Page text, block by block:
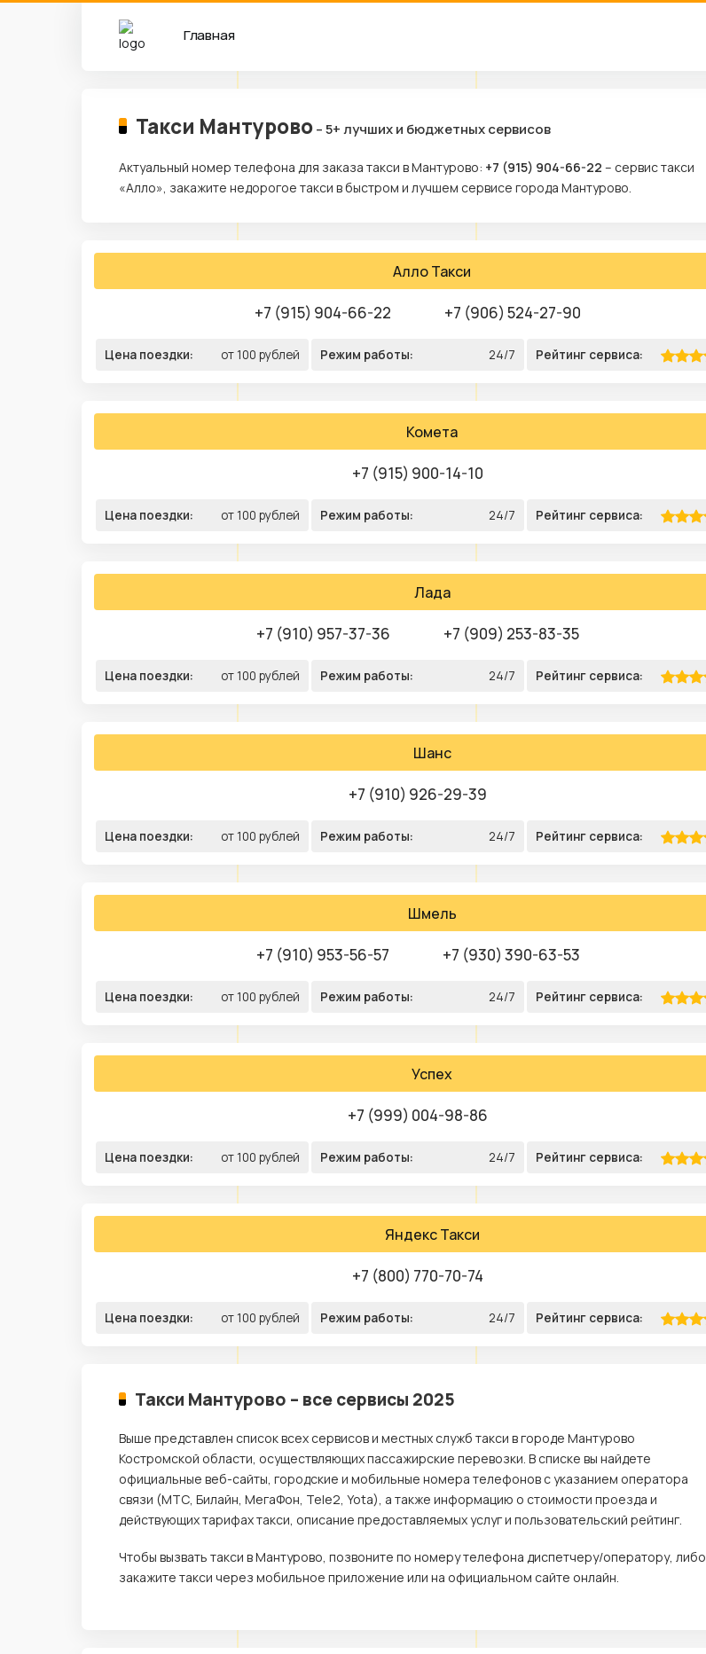
Главная
Такси Мантурово– 5+ лучших и бюджетных сервисов
Актуальный номер телефона для заказа такси в Мантурово: +7 (915) 904-66-22 – сервис такси
«Алло», закажите недорогое такси в быстром и лучшем сервисе города Мантурово.
Алло Такси
+7 (915) 904-66-22 +7 (906) 524-27-90
Цена поездки: от 100 рублей Режим работы: 24/7 Рейтинг сервиса:
Комета
+7 (915) 900-14-10
Цена поездки: от 100 рублей Режим работы: 24/7 Рейтинг сервиса:
Лада
+7 (910) 957-37-36 +7 (909) 253-83-35
Цена поездки: от 100 рублей Режим работы: 24/7 Рейтинг сервиса:
Шанс
+7 (910) 926-29-39
Цена поездки: от 100 рублей Режим работы: 24/7 Рейтинг сервиса:
Шмель
+7 (910) 953-56-57 +7 (930) 390-63-53
Цена поездки: от 100 рублей Режим работы: 24/7 Рейтинг сервиса:
Успех
+7 (999) 004-98-86
Цена поездки: от 100 рублей Режим работы: 24/7 Рейтинг сервиса:
Яндекс Такси
+7 (800) 770-70-74
Цена поездки: от 100 рублей Режим работы: 24/7 Рейтинг сервиса:
Такси Мантурово – все сервисы 2025
Выше представлен список всех сервисов и местных служб такси в городе Мантурово
Костромской области, осуществляющих пассажирские перевозки. В списке вы найдете
официальные веб-сайты, городские и мобильные номера телефонов с указанием оператора
связи (МТС, Билайн, МегаФон, Tele2, Yota), а также информацию о стоимости проезда и
действующих тарифах такси, описание предоставляемых услуг и пользовательский рейтинг.
Чтобы вызвать такси в Мантурово, позвоните по номеру телефона диспетчеру/оператору, либо
закажите такси через мобильное приложение или на официальном сайте онлайн.